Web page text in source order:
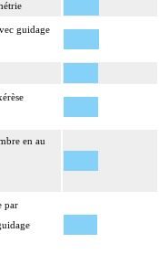
guidage
en au
par